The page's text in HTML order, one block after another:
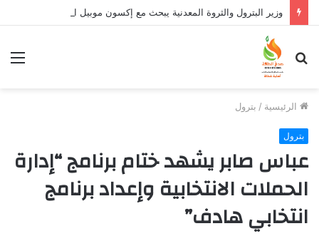
بحث
عن
الرئيسية / بترول
بترول
عباس صابر يشهد ختام برنامج “إدارة
الحملات الانتخابية وإعداد برنامج
انتخابي هادف”